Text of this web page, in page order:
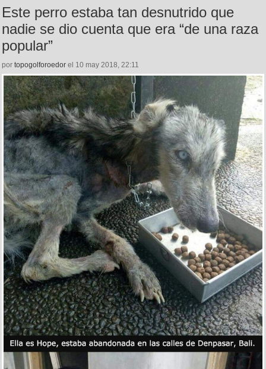
Este perro estaba tan desnutrido que
nadie se dio cuenta que era “de una raza
popular”
por topogolforoedor el 10 may 2018, 22:11